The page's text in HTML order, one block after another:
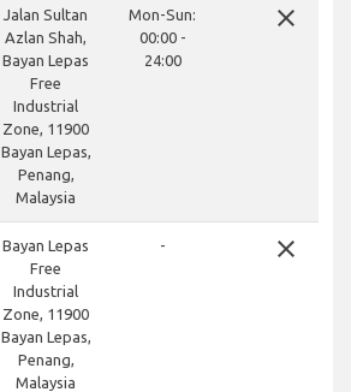
Jalan Sultan
Azlan Shah,
Bayan Lepas
Free
Industrial
Zone, 11900
Bayan Lepas,
Penang,
Malaysia
Mon-Sun:
00:00 -
24:00
close
Bayan Lepas
Free
Industrial
Zone, 11900
Bayan Lepas,
Penang,
Malaysia
- close